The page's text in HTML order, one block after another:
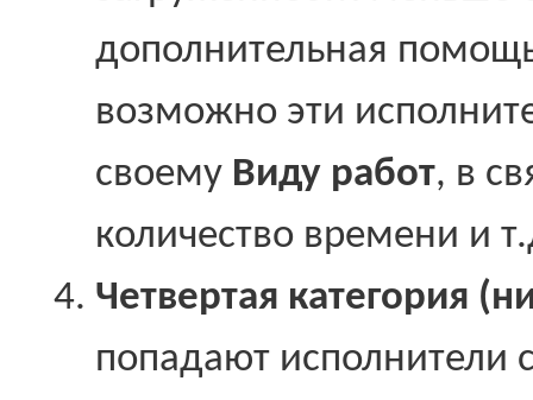
дополнительная
возможно эти
своему Виду работ, в
количество времени и
Четвертая категория
попадают исполнители